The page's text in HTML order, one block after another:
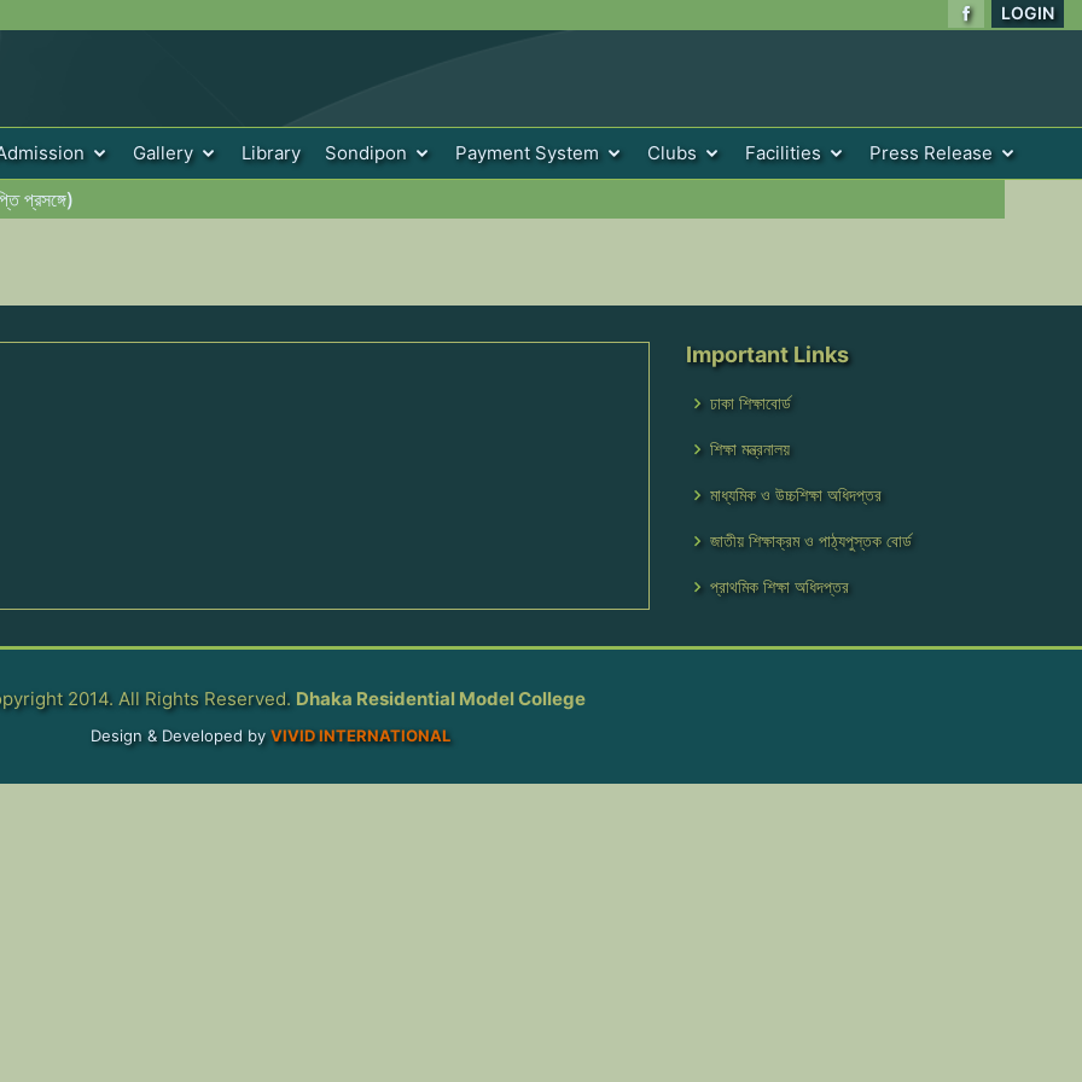
LOGIN
Gallery Library Sondipon Payment System Clubs Facilities Press Release
প্রসঙ্গে)
Important Links
ঢাকা শিক্ষাবোর্ড
শিক্ষা মন্ত্রনালয়
মাধ্যমিক ও উচ্চশিক্ষা অধিদপ্তর
জাতীয় শিক্ষাক্রম ও পাঠ্যপুস্তক বোর্ড
প্রাথমিক শিক্ষা অধিদপ্তর
2014. All Rights Reserved. Dhaka Residential Model College
Design & Developed by VIVID INTERNATIONAL